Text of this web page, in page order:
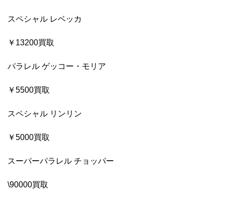
スペシャル レベッカ
￥13200買取
パラレル ゲッコー・モリア
￥5500買取
スペシャル リンリン
￥5000買取
スーパーパラレル チョッパー
\90000買取